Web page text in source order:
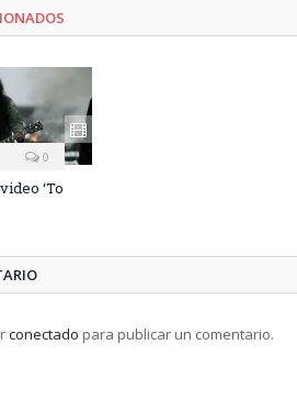
0
‘To
conectado para publicar un comentario.